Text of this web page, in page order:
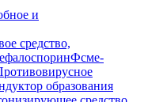
и
средство,
Фсме-
образования